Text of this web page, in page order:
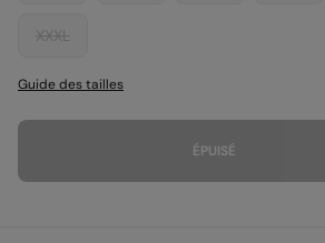
XXXL
Guide des tailles
ÉPUISÉ